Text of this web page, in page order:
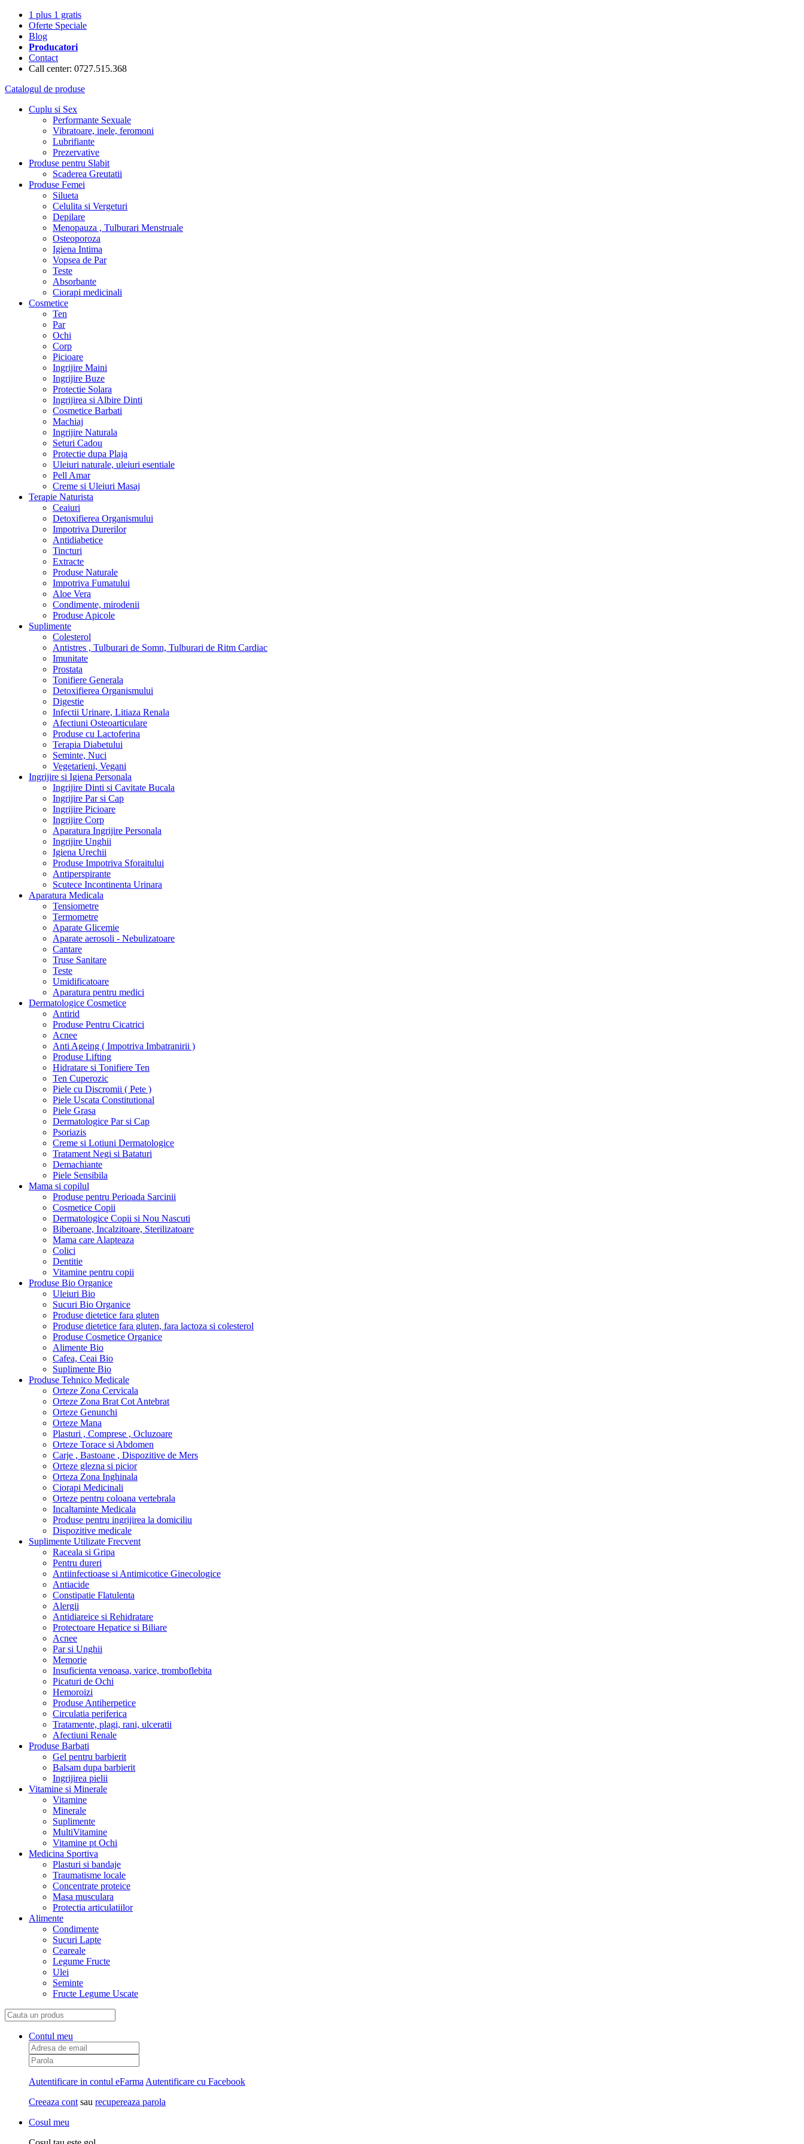
1 plus 1 gratis
Oferte Speciale
Blog
Producatori
Contact
Call center: 0727.515.368
Catalogul de produse
Cuplu si Sex
Performante Sexuale
Vibratoare, inele, feromoni
Lubrifiante
Prezervative
Produse pentru Slabit
Scaderea Greutatii
Produse Femei
Silueta
Celulita si Vergeturi
Depilare
Menopauza , Tulburari Menstruale
Osteoporoza
Igiena Intima
Vopsea de Par
Teste
Absorbante
Ciorapi medicinali
Cosmetice
Ten
Par
Ochi
Corp
Picioare
Ingrijire Maini
Ingrijire Buze
Protectie Solara
Ingrijirea si Albire Dinti
Cosmetice Barbati
Machiaj
Ingrijire Naturala
Seturi Cadou
Protectie dupa Plaja
Uleiuri naturale, uleiuri esentiale
Pell Amar
Creme si Uleiuri Masaj
Terapie Naturista
Ceaiuri
Detoxifierea Organismului
Impotriva Durerilor
Antidiabetice
Tincturi
Extracte
Produse Naturale
Impotriva Fumatului
Aloe Vera
Condimente, mirodenii
Produse Apicole
Suplimente
Colesterol
Antistres , Tulburari de Somn, Tulburari de Ritm Cardiac
Imunitate
Prostata
Tonifiere Generala
Detoxifierea Organismului
Digestie
Infectii Urinare, Litiaza Renala
Afectiuni Osteoarticulare
Produse cu Lactoferina
Terapia Diabetului
Seminte, Nuci
Vegetarieni, Vegani
Ingrijire si Igiena Personala
Ingrijire Dinti si Cavitate Bucala
Ingrijire Par si Cap
Ingrijire Picioare
Ingrijire Corp
Aparatura Ingrijire Personala
Ingrijire Unghii
Igiena Urechii
Produse Impotriva Sforaitului
Antiperspirante
Scutece Incontinenta Urinara
Aparatura Medicala
Tensiometre
Termometre
Aparate Glicemie
Aparate aerosoli - Nebulizatoare
Cantare
Truse Sanitare
Teste
Umidificatoare
Aparatura pentru medici
Dermatologice Cosmetice
Antirid
Produse Pentru Cicatrici
Acnee
Anti Ageing ( Impotriva Imbatranirii )
Produse Lifting
Hidratare si Tonifiere Ten
Ten Cuperozic
Piele cu Discromii ( Pete )
Piele Uscata Constitutional
Piele Grasa
Dermatologice Par si Cap
Psoriazis
Creme si Lotiuni Dermatologice
Tratament Negi si Bataturi
Demachiante
Piele Sensibila
Mama si copilul
Produse pentru Perioada Sarcinii
Cosmetice Copii
Dermatologice Copii si Nou Nascuti
Biberoane, Incalzitoare, Sterilizatoare
Mama care Alapteaza
Colici
Dentitie
Vitamine pentru copii
Produse Bio Organice
Uleiuri Bio
Sucuri Bio Organice
Produse dietetice fara gluten
Produse dietetice fara gluten, fara lactoza si colesterol
Produse Cosmetice Organice
Alimente Bio
Cafea, Ceai Bio
Suplimente Bio
Produse Tehnico Medicale
Orteze Zona Cervicala
Orteze Zona Brat Cot Antebrat
Orteze Genunchi
Orteze Mana
Plasturi , Comprese , Ocluzoare
Orteze Torace si Abdomen
Carje , Bastoane , Dispozitive de Mers
Orteze glezna si picior
Orteza Zona Inghinala
Ciorapi Medicinali
Orteze pentru coloana vertebrala
Incaltaminte Medicala
Produse pentru ingrijirea la domiciliu
Dispozitive medicale
Suplimente Utilizate Frecvent
Raceala si Gripa
Pentru dureri
Antiinfectioase si Antimicotice Ginecologice
Antiacide
Constipatie Flatulenta
Alergii
Antidiareice si Rehidratare
Protectoare Hepatice si Biliare
Acnee
Par si Unghii
Memorie
Insuficienta venoasa, varice, tromboflebita
Picaturi de Ochi
Hemoroizi
Produse Antiherpetice
Circulatia periferica
Tratamente, plagi, rani, ulceratii
Afectiuni Renale
Produse Barbati
Gel pentru barbierit
Balsam dupa barbierit
Ingrijirea pielii
Vitamine si Minerale
Vitamine
Minerale
Suplimente
MultiVitamine
Vitamine pt Ochi
Medicina Sportiva
Plasturi si bandaje
Traumatisme locale
Concentrate proteice
Masa musculara
Protectia articulatiilor
Alimente
Condimente
Sucuri Lapte
Ceareale
Legume Fructe
Ulei
Seminte
Fructe Legume Uscate
Contul meu
Autentificare in contul eFarma Autentificare cu Facebook
Creeaza cont sau recupereaza parola
Cosul meu